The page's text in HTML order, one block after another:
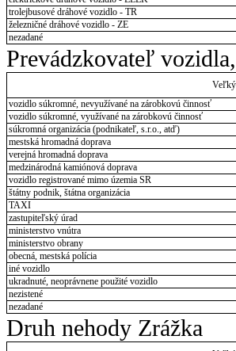
trolejbusové dráhové vozidlo - TR
železničné dráhové vozidlo - ZE
nezadané
Prevádzkovateľ
vozidlo súkromné, nevyužívané na zárobkovú činnosť
vozidlo súkromné, využívané na zárobkovú činnosť
súkromná organizácia (podnikateľ, s.r.o., atď)
mestská hromadná doprava
verejná hromadná doprava
medzinárodná kamiónová doprava
vozidlo registrované mimo územia SR
štátny podnik, štátna organizácia
TAXI
zastupiteľský úrad
ministerstvo vnútra
ministerstvo obrany
obecná, mestská polícia
iné vozidlo
ukradnuté, neoprávnene použité vozidlo
nezistené
nezadané
Druh nehody Zrážka